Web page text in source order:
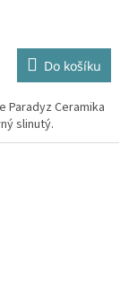
Do košíku
Paradyz Ceramika
slinutý.